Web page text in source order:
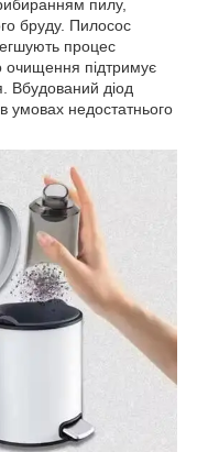
пилу,
бруду. Пилосос
процес
очищення підтримує
Вбудований діод
умовах недостатнього